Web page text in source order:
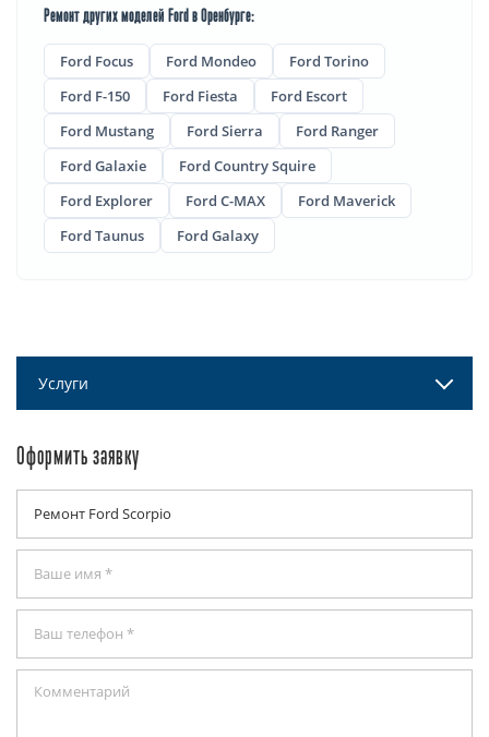
Ремонт других моделей Ford в Оренбурге:
Ford Focus Ford Mondeo
Ford Torino
Ford F-150
Ford Fiesta
Ford Escort
Ford Mustang
Ford Sierra
Ford Ranger
Ford Galaxie
Ford Country Squire
Ford Explorer
Ford C-MAX
Ford Maverick
Ford Taunus
Ford Galaxy
Услуги
Оформить заявку